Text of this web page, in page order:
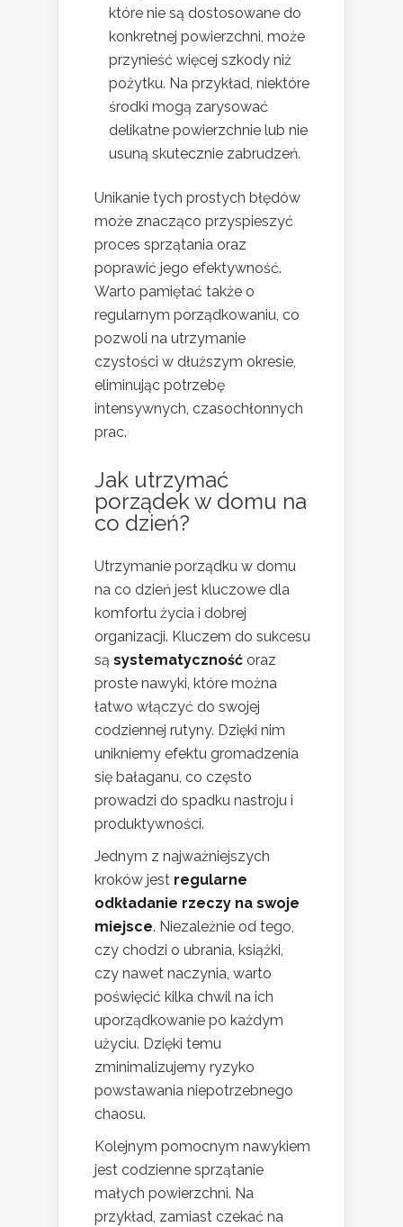
które nie są dostosowane do
konkretnej powierzchni, może
przynieść więcej szkody niż
pożytku. Na przykład, niektóre
środki mogą zarysować
delikatne powierzchnie lub nie
usuną skutecznie zabrudzeń.
Unikanie tych prostych błędów
może znacząco przyspieszyć
proces sprzątania oraz
poprawić jego efektywność.
Warto pamiętać także o
regularnym porządkowaniu, co
pozwoli na utrzymanie
czystości w dłuższym okresie,
eliminując potrzebę
intensywnych, czasochłonnych
prac.
Jak utrzymać
porządek w domu na
co dzień?
Utrzymanie porządku w domu
na co dzień jest kluczowe dla
komfortu życia i dobrej
organizacji. Kluczem do sukcesu
są systematyczność oraz
proste nawyki, które można
łatwo włączyć do swojej
codziennej rutyny. Dzięki nim
unikniemy efektu gromadzenia
się bałaganu, co często
prowadzi do spadku nastroju i
produktywności.
Jednym z najważniejszych
kroków jest regularne
odkładanie rzeczy na swoje
miejsce. Niezależnie od tego,
czy chodzi o ubrania, książki,
czy nawet naczynia, warto
poświęcić kilka chwil na ich
uporządkowanie po każdym
użyciu. Dzięki temu
zminimalizujemy ryzyko
powstawania niepotrzebnego
chaosu.
Kolejnym pomocnym nawykiem
jest codzienne sprzątanie
małych powierzchni. Na
przykład, zamiast czekać na